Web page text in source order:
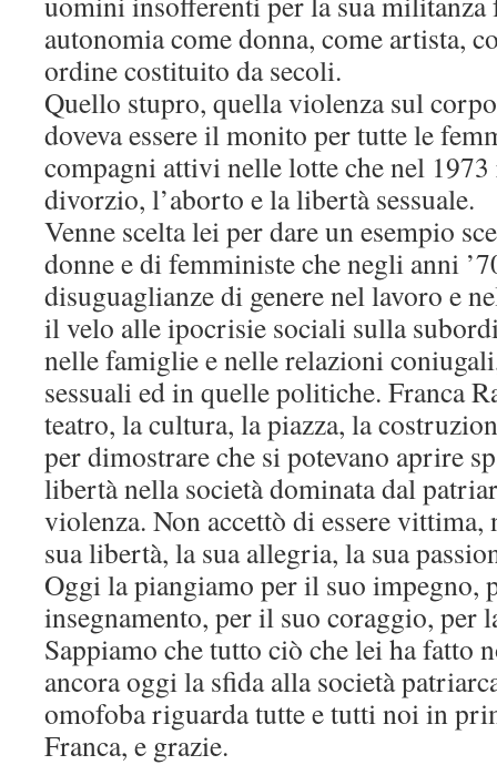
autonomia come donna, come artista,
ordine costituito da secoli.
Quello stupro, quella violenza sul
doveva essere il monito per tutte le
compagni attivi nelle lotte che nel
divorzio, l’aborto e la libertà sessuale.
Venne scelta lei per dare un esempio
donne e di femministe che negli anni
disuguaglianze di genere nel lavoro e
il velo alle ipocrisie sociali sulla
nelle famiglie e nelle relazioni
sessuali ed in quelle politiche. Franca
teatro, la cultura, la piazza, la
per dimostrare che si potevano aprire
libertà nella società dominata dal
violenza. Non accettò di essere vittima,
sua libertà, la sua allegria, la sua
Oggi la piangiamo per il suo impegno,
insegnamento, per il suo coraggio, per
Sappiamo che tutto ciò che lei ha fatto
ancora oggi la sfida alla società
omofoba riguarda tutte e tutti noi in
Franca, e grazie.